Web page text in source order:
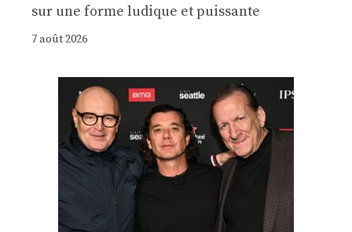
sur une forme ludique et puissante
7 août 2026